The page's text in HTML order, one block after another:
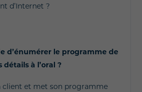
d’Internet ?
d’énumérer le programme de
à l’oral ?
client et met son programme